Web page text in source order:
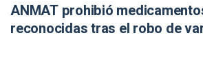
ANMAT prohibió
reconocidas tras el robo de